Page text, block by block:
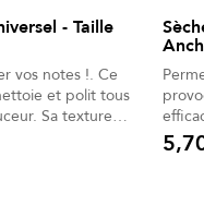
- Taille
notes !. Ce
et polit tous
et placages.
efficace même
Prix